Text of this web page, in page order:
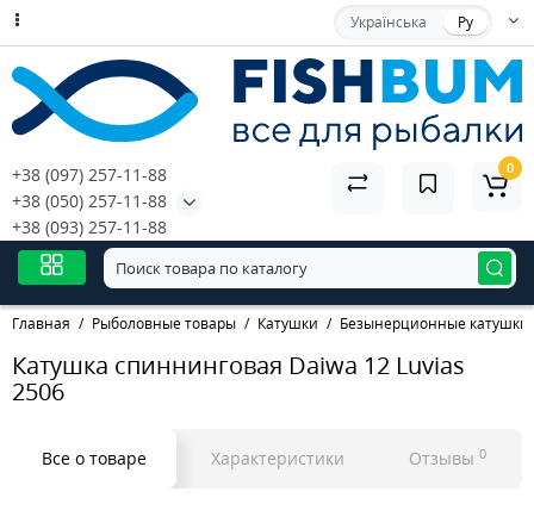
Українська Ру
+38 (097) 257-11-88
+38 (050) 257-11-88
+38 (093) 257-11-88
0
Главная Рыболовные товары Катушки Безынерционные катушки
Катушка спиннинговая Daiwa 12 Luvias
2506
Все о товаре Характеристики Отзывы 0